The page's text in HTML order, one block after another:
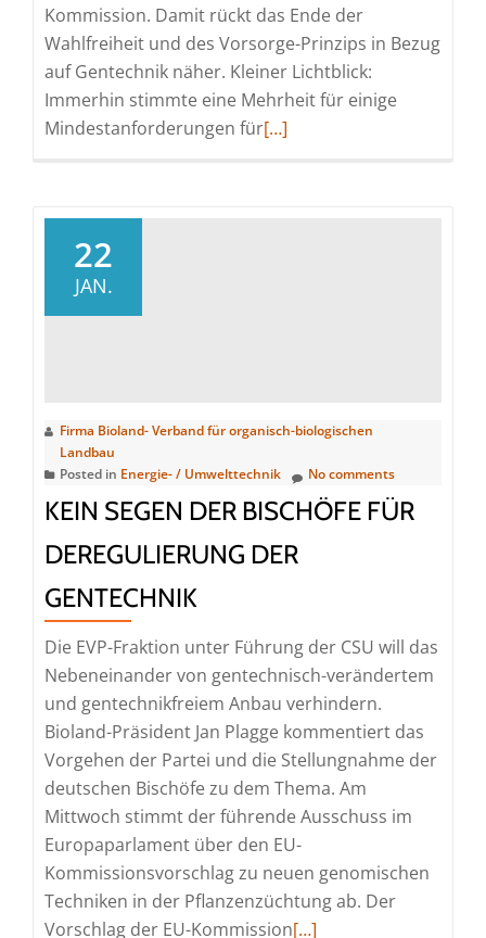
Kommission. Damit rückt das Ende der
Wahlfreiheit und des Vorsorge-Prinzips in Bezug
auf Gentechnik näher. Kleiner Lichtblick:
Immerhin stimmte eine Mehrheit für einige
Mindestanforderungen fürRead
Deregulierung
Neuer
Gentechnik
[…]
22
JAN.
Firma Bioland- Verband für organisch-biologischen
Landbau
Posted in Energie- / Umwelttechnik No comments
KEIN SEGEN DER BISCHÖFE FÜR
DEREGULIERUNG DER
GENTECHNIK
Die EVP-Fraktion unter Führung der CSU will das
Nebeneinander von gentechnisch-verändertem
und gentechnikfreiem Anbau verhindern.
Bioland-Präsident Jan Plagge kommentiert das
Vorgehen der Partei und die Stellungnahme der
deutschen Bischöfe zu dem Thema. Am
Mittwoch stimmt der führende Ausschuss im
Europaparlament über den EU-
Kommissionsvorschlag zu neuen genomischen
Techniken in der Pflanzenzüchtung ab. Der
Vorschlag der EU-KommissionRead
[…]